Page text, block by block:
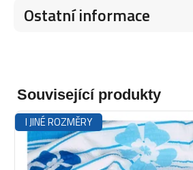
Ostatní informace
Související produkty
I JINÉ ROZMĚRY